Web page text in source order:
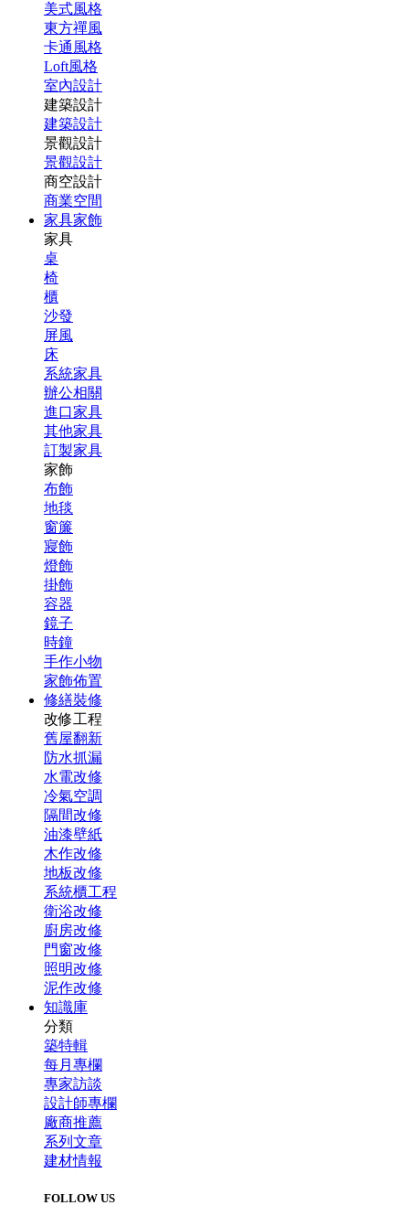
美式風格
東方禪風
卡通風格
Loft風格
室內設計
建築設計
建築設計
景觀設計
景觀設計
商空設計
商業空間
家具家飾
家具
桌
椅
櫃
沙發
屏風
床
系統家具
辦公相關
進口家具
其他家具
訂製家具
家飾
布飾
地毯
窗簾
寢飾
燈飾
掛飾
容器
鏡子
時鐘
手作小物
家飾佈置
修繕裝修
改修工程
舊屋翻新
防水抓漏
水電改修
冷氣空調
隔間改修
油漆壁紙
木作改修
地板改修
系統櫃工程
衛浴改修
廚房改修
門窗改修
照明改修
泥作改修
知識庫
分類
築特輯
每月專欄
專家訪談
設計師專欄
廠商推薦
系列文章
建材情報
FOLLOW US